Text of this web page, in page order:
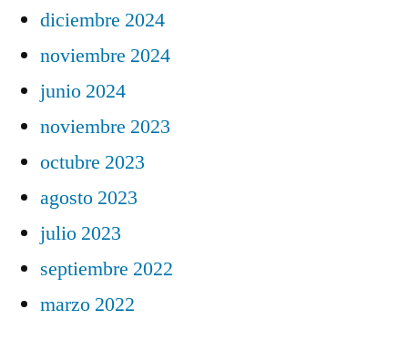
diciembre 2024
noviembre 2024
junio 2024
noviembre 2023
octubre 2023
agosto 2023
julio 2023
septiembre 2022
marzo 2022